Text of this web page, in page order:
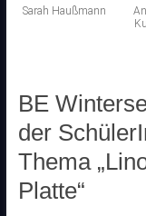
Sarah Haußmann
BE
der
Thema
Platte“